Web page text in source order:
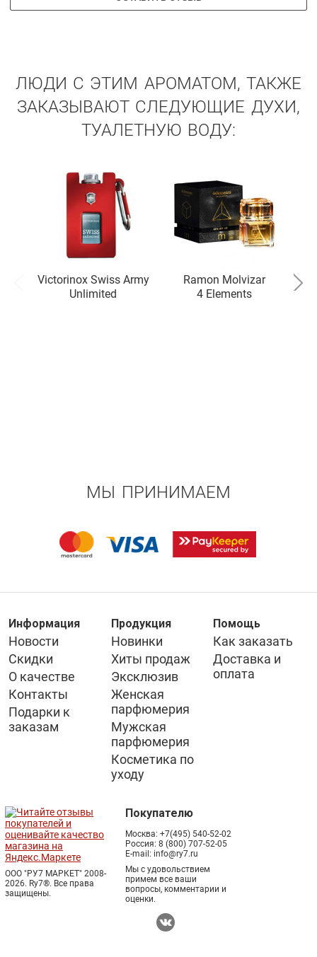
ЛЮДИ С ЭТИМ АРОМАТОМ, ТАКЖЕ
ЗАКАЗЫВАЮТ СЛЕДУЮЩИЕ ДУХИ,
ТУАЛЕТНУЮ ВОДУ:
Victorinox Swiss Army
Unlimited
Ramon Molvizar
4 Elements
МЫ ПРИНИМАЕМ
Информация
Новости
Скидки
О качестве
Контакты
Подарки к
заказам
Продукция
Новинки
Хиты продаж
Эксклюзив
Женская
парфюмерия
Мужская
парфюмерия
Косметика по
уходу
Помощь
Как заказать
Доставка и
оплата
ООО "РУ7 МАРКЕТ" 2008-
2026. Ry7®. Все права
защищены.
Покупателю
Москва: +7(495) 540-52-02
Россия: 8 (800) 707-52-05
E-mail: info@ry7.ru
Мы с удовольствием
примем все ваши
вопросы, комментарии и
оценки.